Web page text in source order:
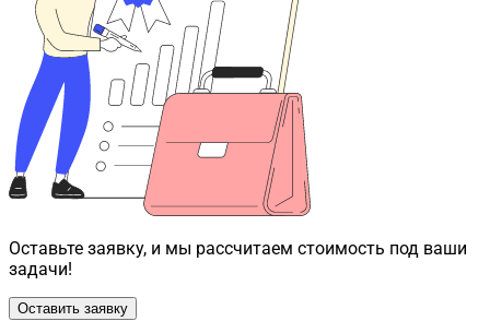
Оставьте заявку, и мы рассчитаем стоимость под ваши
задачи!
Оставить заявку